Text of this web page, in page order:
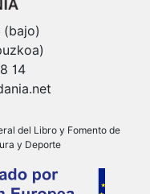
(bajo)
14
del Libro y Fomento de
y Deporte